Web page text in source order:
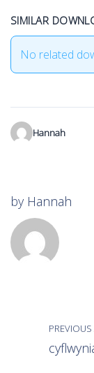
SIMILAR
No related
Hannah
by Hannah
PREVIOUS